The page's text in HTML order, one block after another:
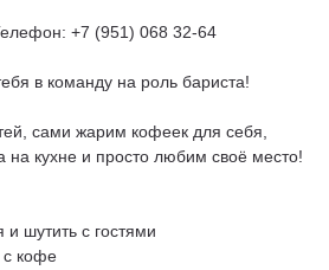
+7 (951) 068 32-64
в команду на роль бариста!
сами жарим кофеек для себя,
на кухне и просто любим своё место!
шутить с гостями
кофе